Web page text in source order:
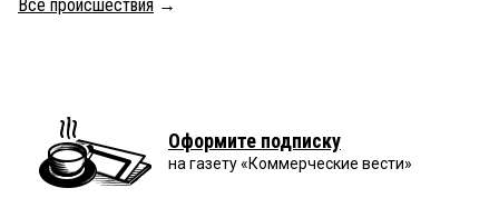
Все происшествия →
Оформите подписку
на газету «Коммерческие вести»